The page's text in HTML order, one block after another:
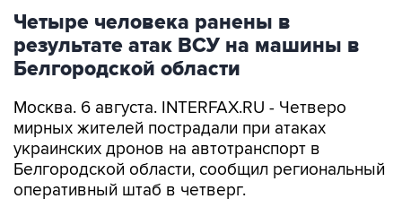
Четыре человека ранены в
результате атак ВСУ на машины в
Белгородской области
Москва. 6 августа. INTERFAX.RU - Четверо
мирных жителей пострадали при атаках
украинских дронов на автотранспорт в
Белгородской области, сообщил региональный
оперативный штаб в четверг.